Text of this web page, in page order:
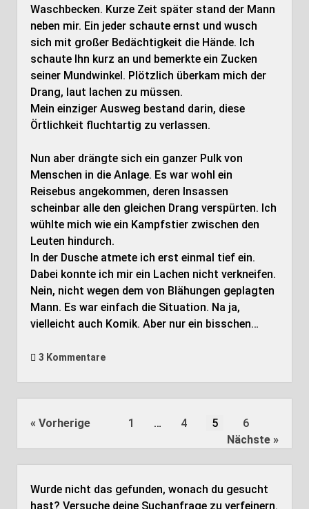
Waschbecken. Kurze Zeit später stand der Mann
neben mir. Ein jeder schaute ernst und wusch
sich mit großer Bedächtigkeit die Hände. Ich
schaute Ihn kurz an und bemerkte ein Zucken
seiner Mundwinkel. Plötzlich überkam mich der
Drang, laut lachen zu müssen.
Mein einziger Ausweg bestand darin, diese
Örtlichkeit fluchtartig zu verlassen.
Nun aber drängte sich ein ganzer Pulk von
Menschen in die Anlage. Es war wohl ein
Reisebus angekommen, deren Insassen
scheinbar alle den gleichen Drang verspürten. Ich
wühlte mich wie ein Kampfstier zwischen den
Leuten hindurch.
In der Dusche atmete ich erst einmal tief ein.
Dabei konnte ich mir ein Lachen nicht verkneifen.
Nein, nicht wegen dem von Blähungen geplagten
Mann. Es war einfach die Situation. Na ja,
vielleicht auch Komik. Aber nur ein bisschen…
3 Kommentare
Seitennummerierung
Vorherige 1 … 4 5
6
Nächste
Wurde nicht das gefunden, wonach du gesucht
hast? Versuche deine Suchanfrage zu verfeinern.